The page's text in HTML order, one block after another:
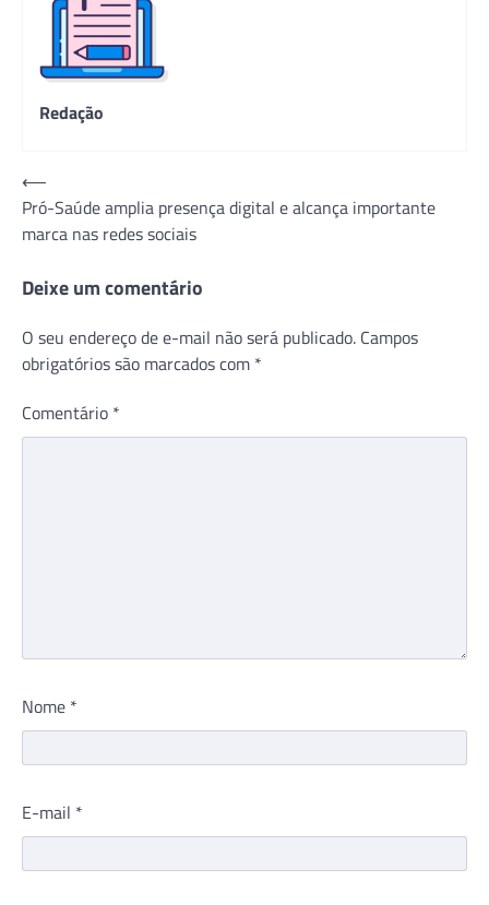
Redação
Navegação
de
Post
⟵
Pró-Saúde amplia presença digital e alcança importante
marca nas redes sociais
Deixe um comentário
O seu endereço de e-mail não será publicado. Campos
obrigatórios são marcados com *
Comentário *
Nome *
E-mail *